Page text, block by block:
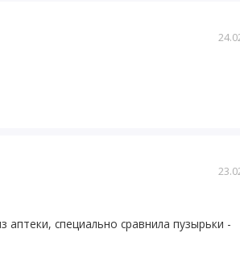
специально сравнила пузырьки -